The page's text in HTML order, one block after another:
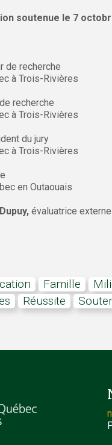
soutenue le 7
de recherche
à Trois-Rivières
recherche
à Trois-Rivières
du jury
à Trois-Rivières
en Outaouais
évaluatrice externe
Famille
Réussite